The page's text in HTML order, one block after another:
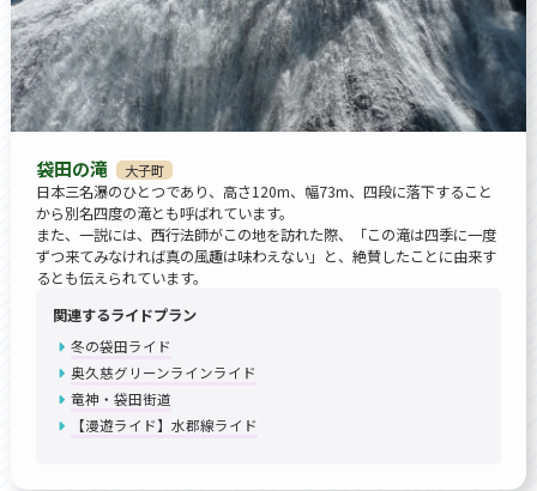
袋田の滝 大子町
日本三名瀑のひとつであり、高さ120m、幅73m、四段に落下すること
から別名四度の滝とも呼ばれています。
また、一説には、西行法師がこの地を訪れた際、「この滝は四季に一度
ずつ来てみなければ真の風趣は味わえない」と、絶賛したことに由来す
るとも伝えられています。
関連するライドプラン
冬の袋田ライド
奥久慈グリーンラインライド
竜神・袋田街道
【漫遊ライド】水郡線ライド